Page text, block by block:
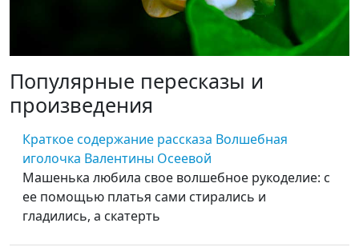
Популярные пересказы и
произведения
Краткое содержание рассказа Волшебная
иголочка Валентины Осеевой
Машенька любила свое волшебное рукоделие: с
ее помощью платья сами стирались и
гладились, а скатерть